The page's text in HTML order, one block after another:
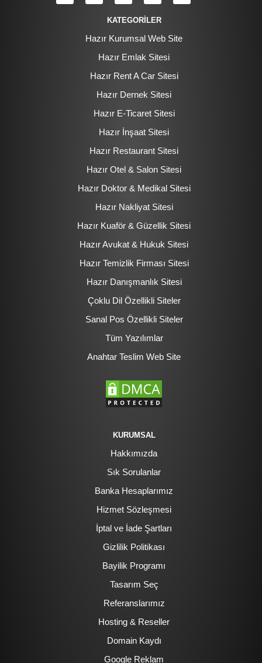
KATEGORİLER
Hazır Kurumsal Web Site
Hazır Emlak Sitesi
Hazır Rent A Car Sitesi
Hazır Dernek Sitesi
Hazır E-Ticaret Sitesi
Hazır İnşaat Sitesi
Hazır Restaurant Sitesi
Hazır Otel & Salon Sitesi
Hazır Doktor & Medikal Sitesi
Hazır Nakliyat Sitesi
Hazır Kuaför & Güzellik Sitesi
Hazır Avukat & Hukuk Sitesi
Hazır Temizlik Firması Sitesi
Hazır Danışmanlık Sitesi
Çoklu Dil Özellikli Siteler
Sanal Pos Özellikli Siteler
Tüm Yazılımlar
Anahtar Teslim Web Site
KURUMSAL
Hakkımızda
Sık Sorulanlar
Banka Hesaplarımız
Hizmet Sözleşmesi
İptal ve İade Şartları
Gizlilik Politikası
Bayilik Programı
Tasarım Seç
Referanslarımız
Hosting & Reseller
Domain Kaydı
Google Reklam